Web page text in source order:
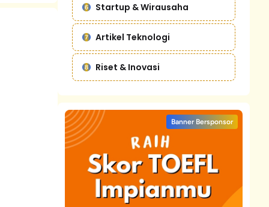
Startup & Wirausaha
Artikel Teknologi
Riset & Inovasi
Banner Bersponsor